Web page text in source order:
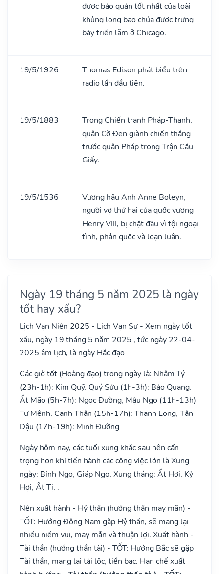
được bảo quản tốt nhất của loài
khủng long bạo chúa được trưng
bày triển lãm ở Chicago.
19/5/1926
Thomas Edison phát biểu trên
radio lần đầu tiên.
19/5/1883
Trong Chiến tranh Pháp-Thanh,
quân Cờ Đen giành chiến thắng
trước quân Pháp trong Trận Cầu
Giấy.
19/5/1536
Vương hậu Anh Anne Boleyn,
người vợ thứ hai của quốc vương
Henry VIII, bị chặt đầu vì tội ngoại
tình, phản quốc và loạn luân.
Ngày 19 tháng 5 năm 2025 là ngày
tốt hay xấu?
Lịch Vạn Niên 2025 - Lịch Vạn Sự - Xem ngày tốt
xấu, ngày 19 tháng 5 năm 2025 , tức ngày 22-04-
2025 âm lịch, là ngày Hắc đạo
Các giờ tốt (Hoàng đạo) trong ngày là: Nhâm Tý
(23h-1h): Kim Quỹ, Quý Sửu (1h-3h): Bảo Quang,
Ất Mão (5h-7h): Ngọc Đường, Mậu Ngọ (11h-13h):
Tư Mệnh, Canh Thân (15h-17h): Thanh Long, Tân
Dậu (17h-19h): Minh Đường
Ngày hôm nay, các tuổi xung khắc sau nên cẩn
trọng hơn khi tiến hành các công việc lớn là Xung
ngày: Bính Ngọ, Giáp Ngọ, Xung tháng: Ất Hợi, Kỷ
Hợi, Ất Tị, .
Nên xuất hành - Hỷ thần (hướng thần may mắn) -
TỐT: Hướng Đông Nam gặp Hỷ thần, sẽ mang lại
nhiều niềm vui, may mắn và thuận lợi. Xuất hành -
Tài thần (hướng thần tài) - TỐT: Hướng Bắc sẽ gặp
Tài thần, mang lại tài lộc, tiền bạc. Hạn chế xuất